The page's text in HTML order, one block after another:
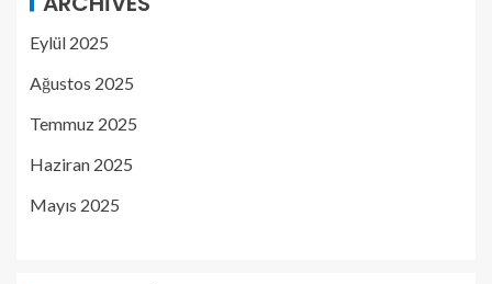
Eylül 2025
Ağustos 2025
Temmuz 2025
Haziran 2025
Mayıs 2025